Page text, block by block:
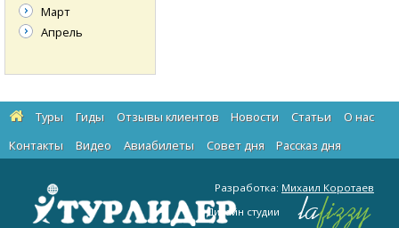
Март
Апрель
Туры Гиды Отзывы клиентов Новости Статьи
О нас
Контакты
Видео Авиабилеты Cовет дня Рассказ дня
Разработка: Михаил Коротаев
Дизайн студии